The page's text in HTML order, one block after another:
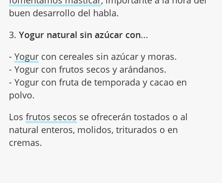
buen desarrollo del habla.
3. Yogur natural sin azúcar con...
- Yogurcon cereales sin azúcar y moras.
- Yogur con frutos secos y arándanos.
- Yogur con fruta de temporada y cacao en
polvo.
Los frutos secos se ofrecerán tostados o al
natural enteros, molidos, triturados o en
cremas.